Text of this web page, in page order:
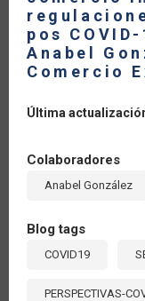
pos
Anabel
Comercio
Última
Colaboradores
Anabel González
Blog tags
COVID19
PERSPECTIVAS-